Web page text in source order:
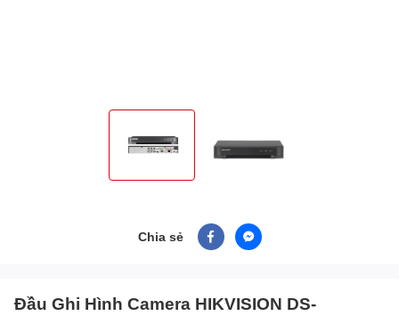
Chia sẻ
Đầu Ghi Hình Camera HIKVISION DS-